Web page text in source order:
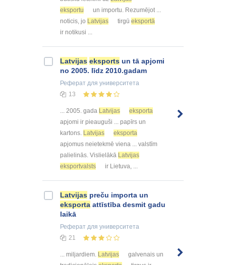
eksportu
un importu. Rezumējot ...
noticis, jo Latvijas tirgū eksportā
ir notikusi ...
Latvijas eksports un tā apjomi
no 2005. līdz 2010.gadam
Реферат для университета
13
... 2005. gada Latvijas
eksporta
apjomi ir pieauguši ... papīrs un
kartons. Latvijas
eksporta
apjomus neietekmē viena ... valstīm
palielinās. Vislielākā Latvijas
eksportvalsts
ir Lietuva, ...
Latvijas preču importa un
eksporta attīstība desmit gadu
laikā
Реферат для университета
21
... miljardiem. Latvijas
galvenais un